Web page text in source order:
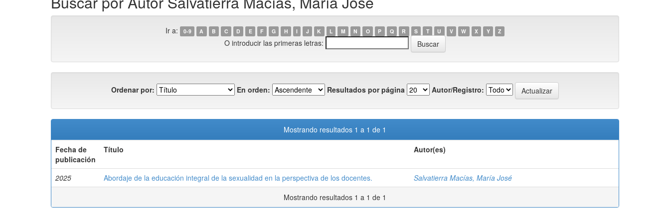
Ir a: 0-9 A B C D E F G H I J K L M N O P Q R S T U V W X Y Z
O introducir las primeras letras:
Ordenar por: En orden: Resultados por página Autor/Registro:
Mostrando resultados 1 a 1 de 1
Fecha de
publicación
Título Autor(es)
2025 Abordaje de la educación integral de la sexualidad en la perspectiva de los docentes.
Salvatierra Macías, María José
Mostrando resultados 1 a 1 de 1